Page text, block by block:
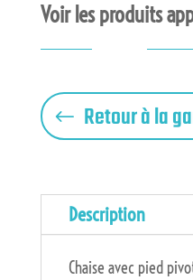
Voir les produits
Retour à la
Description
Chaise avec pied